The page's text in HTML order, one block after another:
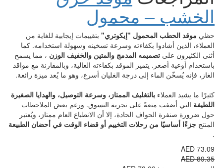
محمول
"إيكوتري"بتقييمات إيجابية للغاية من
بكفاءته وسرعة تسخينه وسهولة استخدامه. كما
تصميمه المدمج والمتين والخفيف الوزن، مما يسمح
يتميز الموقد بكفاءته العالية، وبالمقارنة مع مواقد
إلى درجة الغليان أسرع، وهو ما يُعد ميزة رائعة.
بالتغليف الممتاز، وسرعة التوصيل، والهدايا الصغيرة
على تجربة التسوق. ورغم بعض الملاحظات
الحادة، إلا أن الانطباع العام ممتاز، ويُعتبر
من رحلات التخييم أو قضاء الوقت في أحضان الطبيعة